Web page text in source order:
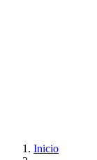
Inicio